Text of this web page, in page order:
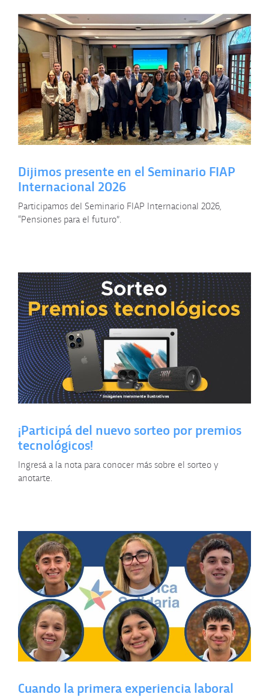
Dijimos presente en el Seminario FIAP
Internacional 2026
Participamos del Seminario FIAP Internacional 2026,
“Pensiones para el futuro”.
¡Participá del nuevo sorteo por premios
tecnológicos!
Ingresá a la nota para conocer más sobre el sorteo y
anotarte.
Cuando la primera experiencia laboral